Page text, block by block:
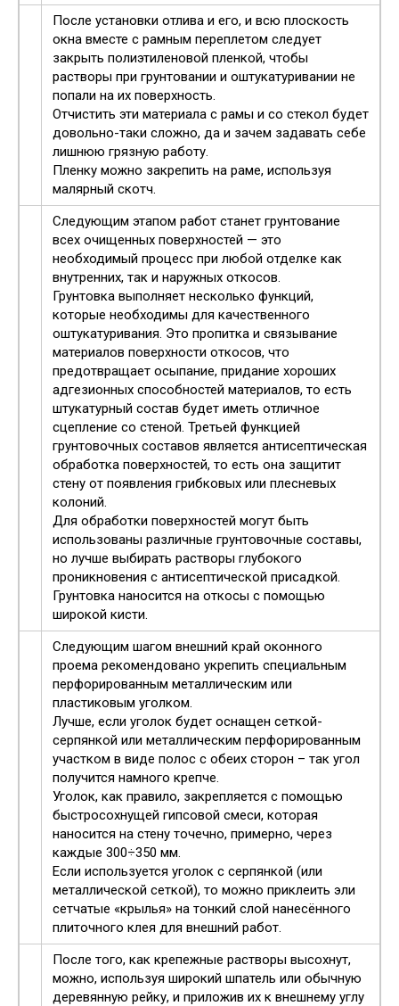
После установки отлива и его, и всю плоскость
окна вместе с рамным переплетом следует
закрыть полиэтиленовой пленкой, чтобы
растворы при грунтовании и оштукатуривании не
попали на их поверхность.
Отчистить эти материала с рамы и со стекол будет
довольно-таки сложно, да и зачем задавать себе
лишнюю грязную работу.
Пленку можно закрепить на раме, используя
малярный скотч.
Следующим этапом работ станет грунтование
всех очищенных поверхностей — это
необходимый процесс при любой отделке как
внутренних, так и наружных откосов.
Грунтовка выполняет несколько функций,
которые необходимы для качественного
оштукатуривания. Это пропитка и связывание
материалов поверхности откосов, что
предотвращает осыпание, придание хороших
адгезионных способностей материалов, то есть
штукатурный состав будет иметь отличное
сцепление со стеной. Третьей функцией
грунтовочных составов является антисептическая
обработка поверхностей, то есть она защитит
стену от появления грибковых или плесневых
колоний.
Для обработки поверхностей могут быть
использованы различные грунтовочные составы,
но лучше выбирать растворы глубокого
проникновения с антисептической присадкой.
Грунтовка наносится на откосы с помощью
широкой кисти.
Следующим шагом внешний край оконного
проема рекомендовано укрепить специальным
перфорированным металлическим или
пластиковым уголком.
Лучше, если уголок будет оснащен сеткой-
серпянкой или металлическим перфорированным
участком в виде полос с обеих сторон – так угол
получится намного крепче.
Уголок, как правило, закрепляется с помощью
быстросохнущей гипсовой смеси, которая
наносится на стену точечно, примерно, через
каждые 300÷350 мм.
Если используется уголок с серпянкой (или
металлической сеткой), то можно приклеить эли
сетчатые «крылья» на тонкий слой нанесённого
плиточного клея для внешний работ.
После того, как крепежные растворы высохнут,
можно, используя широкий шпатель или обычную
деревянную рейку, и приложив их к внешнему углу